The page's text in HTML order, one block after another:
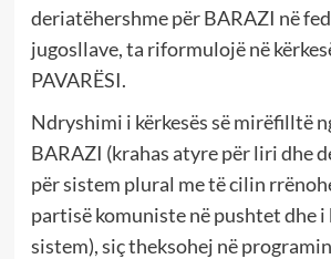
deriatëhershme për BARAZI në
jugosllave, ta riformulojë në
PAVARËSI.
Ndryshimi i kërkesës së mirëfilltë
BARAZI (krahas atyre për liri dhe
për sistem plural me të cilin
partisë komuniste në pushtet dhe
sistem), siç theksohej në